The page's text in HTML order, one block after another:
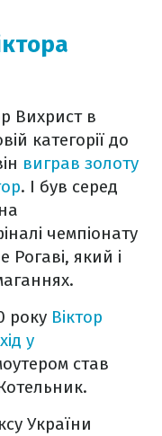
Вихрист в
категорії до
виграв золоту
. І був серед
чемпіонату
Рогаві, який і
року Віктор
у
став
України